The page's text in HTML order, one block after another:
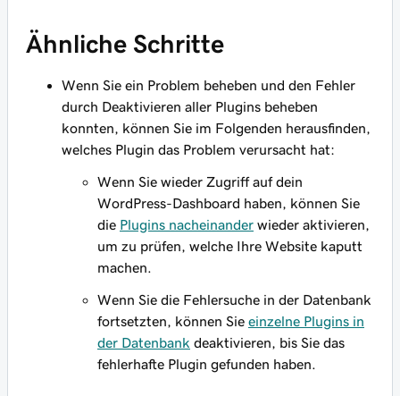
Ähnliche Schritte
Wenn Sie ein Problem beheben und den Fehler
durch Deaktivieren aller Plugins beheben
konnten, können Sie im Folgenden herausfinden,
welches Plugin das Problem verursacht hat:
Wenn Sie wieder Zugriff auf dein
WordPress-Dashboard haben, können Sie
die Plugins nacheinander wieder aktivieren,
um zu prüfen, welche Ihre Website kaputt
machen.
Wenn Sie die Fehlersuche in der Datenbank
fortsetzten, können Sie einzelne Plugins in
der Datenbank deaktivieren, bis Sie das
fehlerhafte Plugin gefunden haben.